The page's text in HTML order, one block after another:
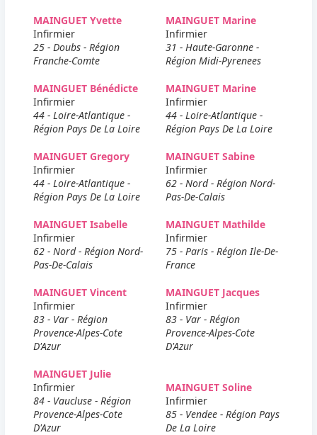
MAINGUET Yvette
Infirmier
25 - Doubs - Région
Franche-Comte
MAINGUET Marine
Infirmier
31 - Haute-Garonne -
Région Midi-Pyrenees
MAINGUET Bénédicte
Infirmier
44 - Loire-Atlantique -
Région Pays De La Loire
MAINGUET Marine
Infirmier
44 - Loire-Atlantique -
Région Pays De La Loire
MAINGUET Gregory
Infirmier
44 - Loire-Atlantique -
Région Pays De La Loire
MAINGUET Sabine
Infirmier
62 - Nord - Région Nord-
Pas-De-Calais
MAINGUET Isabelle
Infirmier
62 - Nord - Région Nord-
Pas-De-Calais
MAINGUET Mathilde
Infirmier
75 - Paris - Région Ile-De-
France
MAINGUET Vincent
Infirmier
83 - Var - Région
Provence-Alpes-Cote
D'Azur
MAINGUET Jacques
Infirmier
83 - Var - Région
Provence-Alpes-Cote
D'Azur
MAINGUET Julie
Infirmier
84 - Vaucluse - Région
Provence-Alpes-Cote
D'Azur
MAINGUET Soline
Infirmier
85 - Vendee - Région Pays
De La Loire